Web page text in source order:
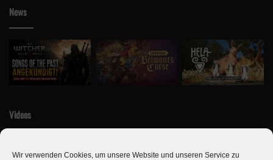
Wir verwenden Cookies, um unsere Website und unseren Service zu
News
Videos